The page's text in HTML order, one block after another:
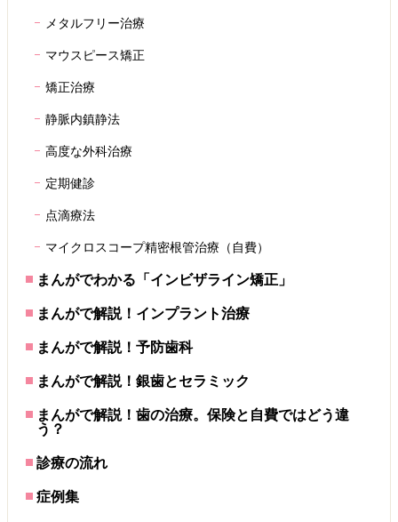
メタルフリー治療
マウスピース矯正
矯正治療
静脈内鎮静法
高度な外科治療
定期健診
点滴療法
マイクロスコープ精密根管治療（自費）
まんがでわかる「インビザライン矯正」
まんがで解説！インプラント治療
まんがで解説！予防歯科
まんがで解説！銀歯とセラミック
まんがで解説！歯の治療。保険と自費ではどう違
う？
診療の流れ
症例集